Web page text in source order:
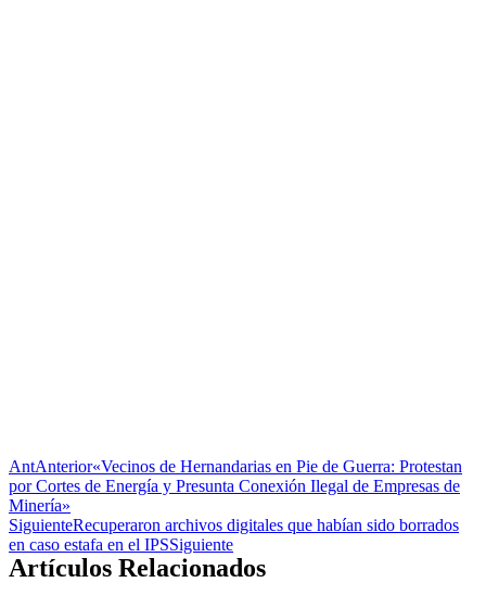
AntAnterior«Vecinos de Hernandarias en Pie de Guerra: Protestan
por Cortes de Energía y Presunta Conexión Ilegal de Empresas de
Minería»
SiguienteRecuperaron archivos digitales que habían sido borrados
en caso estafa en el IPSSiguiente
Artículos Relacionados